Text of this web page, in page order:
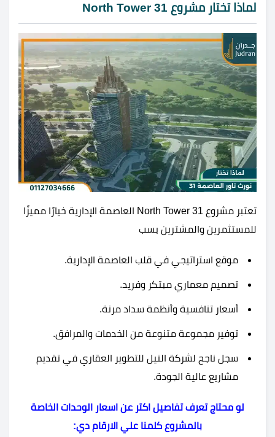
لماذا تختار مشروع 31 North Tower
تعتبر مشروع 31 North Tower العاصمة الإدارية خيارًا مميزًا
للمستثمرين والمشترين بسب
موقع استراتيجي في قلب العاصمة الإدارية.
تصميم معماري مبتكر وفريد.
أسعار تنافسية وأنظمة سداد مرنة.
توفير مجموعة متنوعة من الخدمات والمرافق.
سجل ناجح لشركة النيل للتطوير العقاري في تقديم
مشاريع عالية الجودة.
لو محتاج تعرف تفاصيل اكتر عن اسعار الوحدات الخاصة
بالمشروع كلمنا علي الارقام دي: